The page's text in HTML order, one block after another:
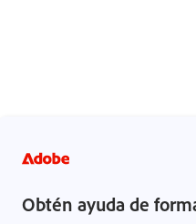
Obtén ayuda de